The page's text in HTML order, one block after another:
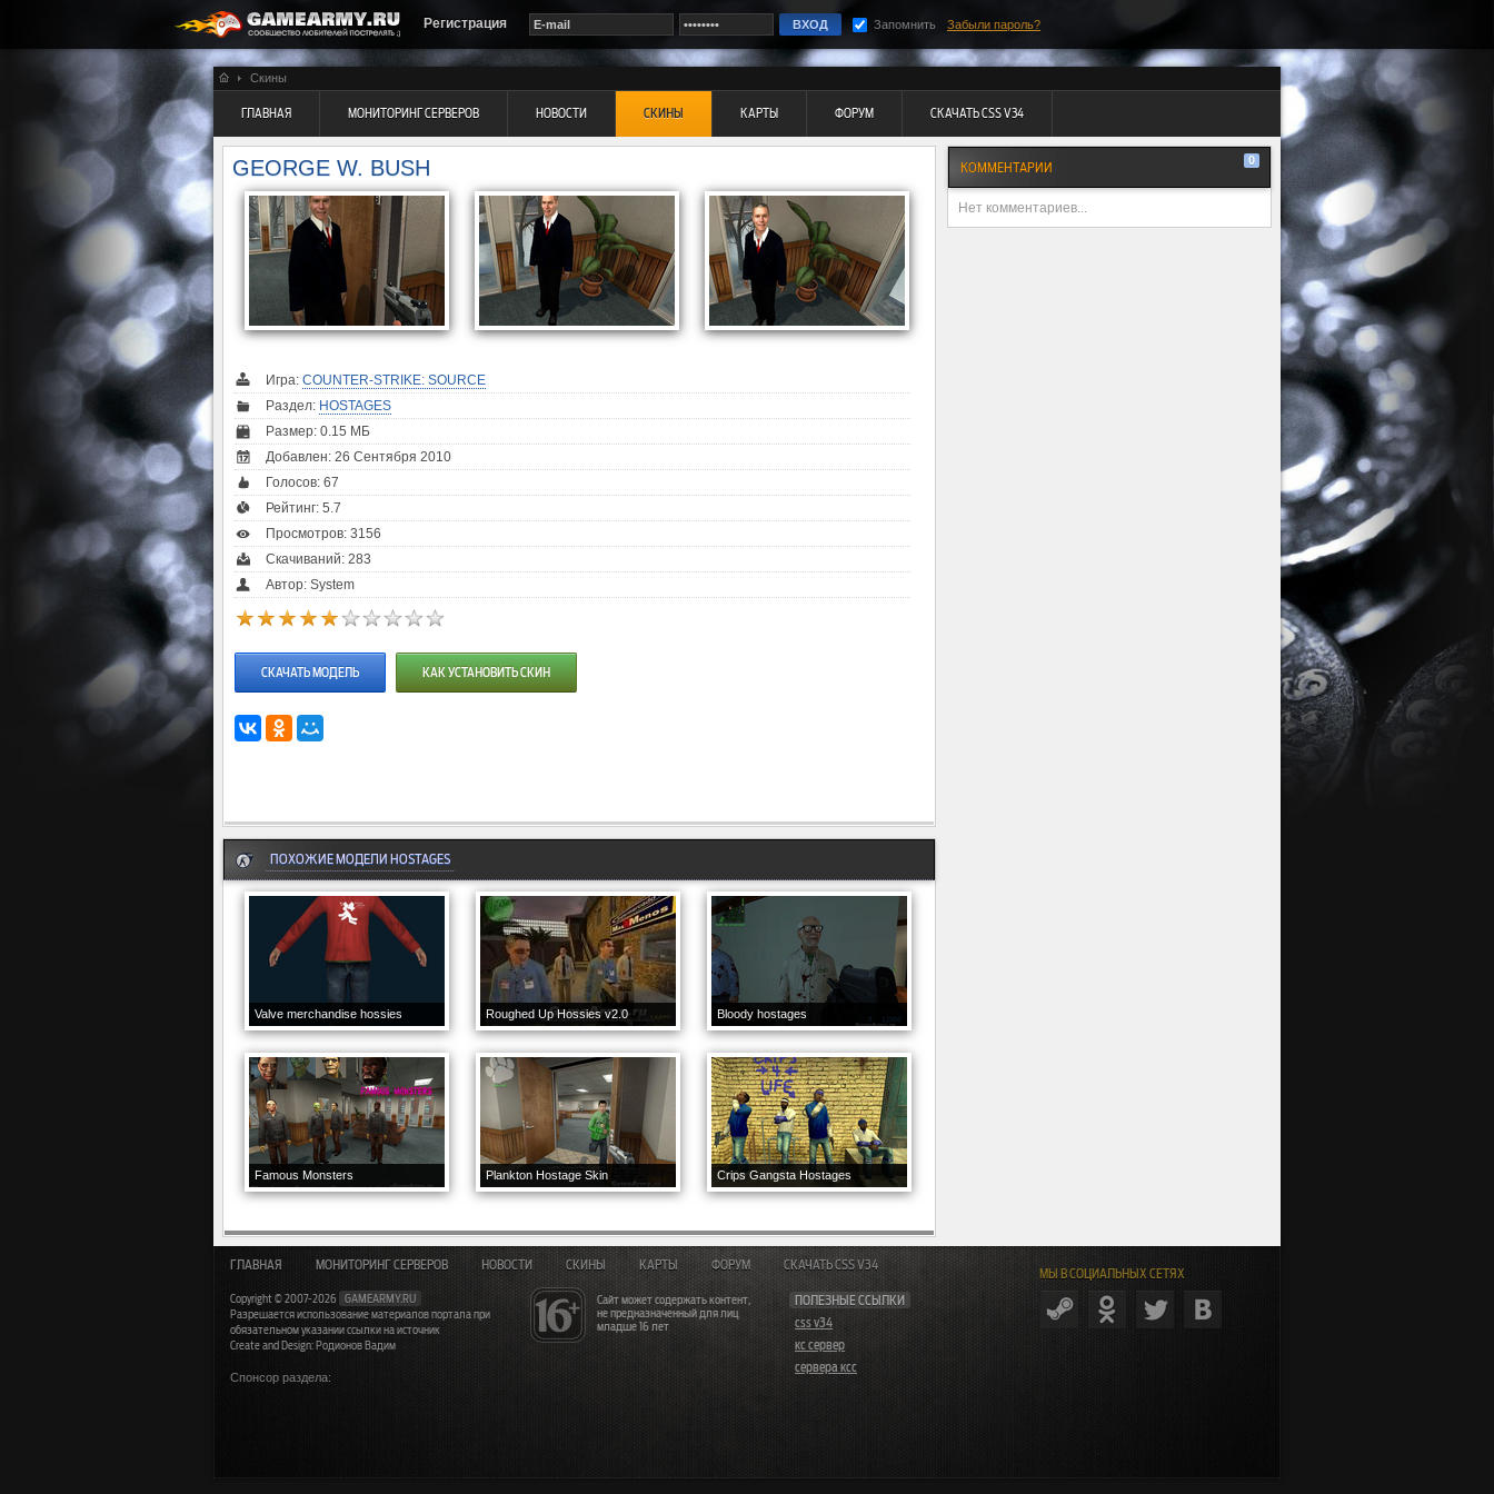
Регистрация Запомнить Забыли пароль?
Скины
ГЛАВНАЯ МОНИТОРИНГ СЕРВЕРОВ НОВОСТИ СКИНЫ КАРТЫ ФОРУМ СКАЧАТЬ CSS V34
GEORGE W. BUSH
Игра: COUNTER-STRIKE: SOURCE
Раздел: HOSTAGES
Размер: 0.15 МБ
Добавлен: 26 Сентября 2010
Голосов: 67
Рейтинг: 5.7
Просмотров: 3156
Скачиваний: 283
Автор: System
СКАЧАТЬ МОДЕЛЬ КАК УСТАНОВИТЬ СКИН
ПОХОЖИЕ МОДЕЛИ HOSTAGES
Valve merchandise hossies Roughed Up Hossies v2.0 Bloody hostages
Famous Monsters Plankton Hostage Skin Crips Gangsta Hostages
КОММЕНТАРИИ 0
Нет комментариев...
МЫ В СОЦИАЛЬНЫХ СЕТЯХ
Сайт может содержать контент,
не предназначенный для лиц
младше 16 лет
ПОЛЕЗНЫЕ ССЫЛКИ
css v34
кс сервер
сервера ксс
ГЛАВНАЯ МОНИТОРИНГ СЕРВЕРОВ НОВОСТИ СКИНЫ КАРТЫ ФОРУМ СКАЧАТЬ CSS V34
Copyright © 2007-2026
GAMEARMY.RU
Разрешается использование материалов портала при
обязательном указании ссылки на источник
Create and Design: Родионов Вадим
Спонсор раздела: